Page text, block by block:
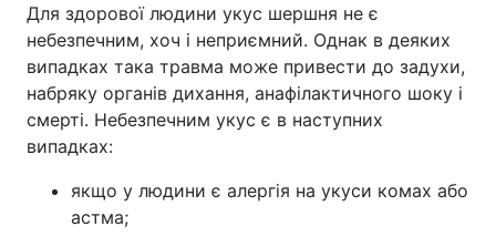
Для здорової людини укус шершня не є
небезпечним, хоч і неприємний. Однак в деяких
випадках така травма може привести до задухи,
набряку органів дихання, анафілактичного шоку і
смерті. Небезпечним укус є в наступних
випадках:
якщо у людини є алергія на укуси комах або
астма;